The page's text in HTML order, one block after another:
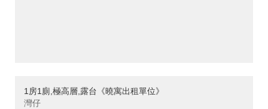
1房1廁,極高層,露台《曉寓出租單位》
灣仔